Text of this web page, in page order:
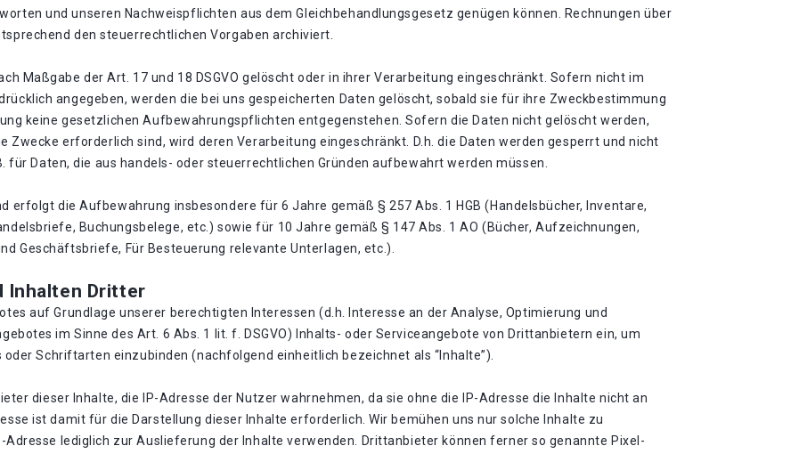
und unseren Nachweispflichten aus dem Gleichbehandlungsgesetz genügen können. Rechnungen über
den steuerrechtlichen Vorgaben archiviert.
Maßgabe der Art. 17 und 18 DSGVO gelöscht oder in ihrer Verarbeitung eingeschränkt. Sofern nicht im
angegeben, werden die bei uns gespeicherten Daten gelöscht, sobald sie für ihre Zweckbestimmung
keine gesetzlichen Aufbewahrungspflichten entgegenstehen. Sofern die Daten nicht gelöscht werden,
Zwecke erforderlich sind, wird deren Verarbeitung eingeschränkt. D.h. die Daten werden gesperrt und nicht
Daten, die aus handels- oder steuerrechtlichen Gründen aufbewahrt werden müssen.
erfolgt die Aufbewahrung insbesondere für 6 Jahre gemäß § 257 Abs. 1 HGB (Handelsbücher, Inventare,
Buchungsbelege, etc.) sowie für 10 Jahre gemäß § 147 Abs. 1 AO (Bücher, Aufzeichnungen,
Geschäftsbriefe, Für Besteuerung relevante Unterlagen, etc.).
Inhalten Dritter
auf Grundlage unserer berechtigten Interessen (d.h. Interesse an der Analyse, Optimierung und
im Sinne des Art. 6 Abs. 1 lit. f. DSGVO) Inhalts- oder Serviceangebote von Drittanbietern ein, um
Schriftarten einzubinden (nachfolgend einheitlich bezeichnet als “Inhalte”).
dieser Inhalte, die IP-Adresse der Nutzer wahrnehmen, da sie ohne die IP-Adresse die Inhalte nicht an
ist damit für die Darstellung dieser Inhalte erforderlich. Wir bemühen uns nur solche Inhalte zu
lediglich zur Auslieferung der Inhalte verwenden. Drittanbieter können ferner so genannte Pixel-